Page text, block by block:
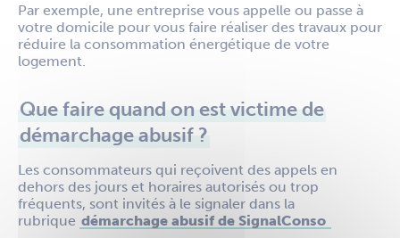
Par exemple, une entreprise vous appelle ou passe à
votre domicile pour vous faire réaliser des travaux pour
réduire la consommation énergétique de votre
logement.
Que faire quand on est victime de
démarchage abusif ?
Les consommateurs qui reçoivent des appels en
dehors des jours et horaires autorisés ou trop
fréquents, sont invités à le signaler dans la
rubrique démarchage abusif de SignalConso